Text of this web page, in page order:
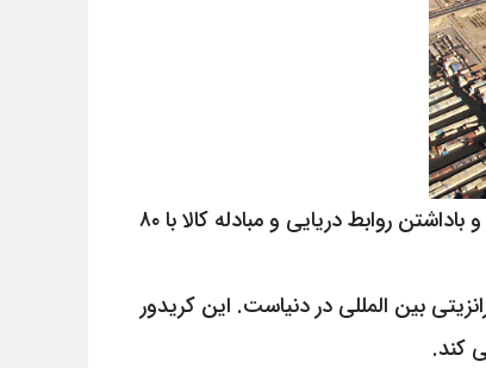
منطقه ویژه اقتصادی بندر شهید رجایی در ۲۳ کیلومتری غرب بندرعباس در شمال جزیره قشم و تنگه هرمز واقع شده است و باداشتن روابط دریایی و مبادله کالا با ۸۰
بین المللی در دنیاست. این کریدور
کند.